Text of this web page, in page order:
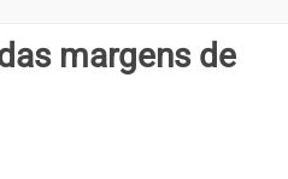
margens de